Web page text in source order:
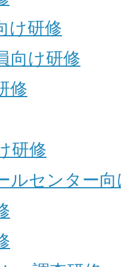
け研修
向け研修
修
研修
ルセンター